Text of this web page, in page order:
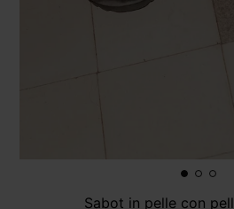
Sabot in pelle con